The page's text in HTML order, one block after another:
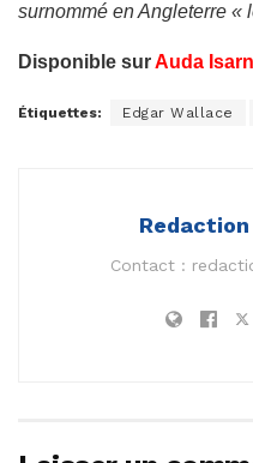
surnommé en Angleterre «
Disponible surAuda Isarn
Étiquettes: Edgar Wallace
Contact :